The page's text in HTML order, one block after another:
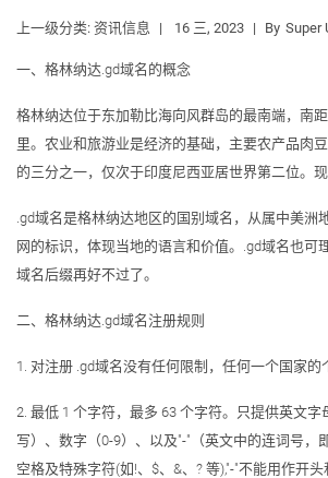
上一级分类: 资讯信息 16 三, 2023 By Super
一、格林纳达.gd域名的概念
格林纳达位于东加勒比海向风群岛的最南端，南
里。农业和旅游业是经济的基础，主要农产品肉
的三分之一，仅次于印度尼西亚居世界第二位。
.gd域名是格林纳达地区的国别域名，从属中美洲
网的标识，体现当地的语言和价值。.gd域名也可
域名后缀再好不过了。
二、格林纳达.gd域名注册规则
1. 对注册 .gd域名没有任何限制，任何一个国家的
2. 最低 1 个字符，最多 63 个字符。只提供英文字
写）、数字（0-9）、以及"-"（英文中的连词号，
空格及特殊字符(如!、$、&、? 等),"-"不能用作开头